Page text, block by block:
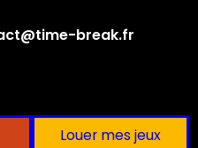
break.fr
Louer mes jeux